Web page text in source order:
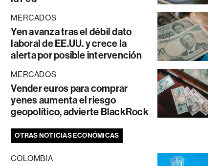
MERCADOS
Yen avanza tras el débil dato
laboral de EE.UU. y crece la
alerta por posible intervención
MERCADOS
Vender euros para comprar
yenes aumenta el riesgo
geopolítico, advierte BlackRock
OTRAS NOTICIAS ECONÓMICAS
COLOMBIA